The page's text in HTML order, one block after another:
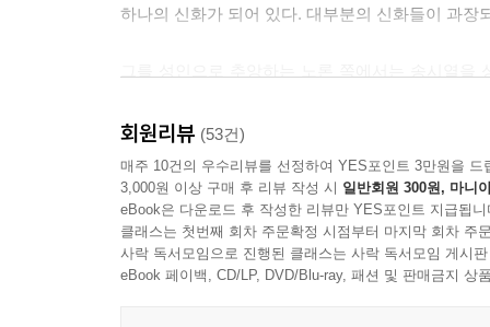
--- p.20
하나의 신화가 되어 있다. 대부분의 신화들이 과
이후 성인 송시열을 비판하는 것은 물리적으로
왔다. 그리고 조선이 멸망한 이후에도 노론은 멸
이 책에서 저자는 그 동안 접근조차 금지되어 있
조선 역사상 가장 치열한 당쟁의 시대에 온 몸을
금기처럼 되어 있었다. 이 책은 지금까지 나았던
회원리뷰 (53건)
매주 10건의 우수리뷰를 선정하여 YES포인트 3만원을 드
3,000원 이상 구매 후 리뷰 작성 시 일반회원 300원, 마니
eBook은 다운로드 후 작성한 리뷰만 YES포인트 지급됩니
클래스는 첫번째 회차 주문확정 시점부터 마지막 회차 주
사락 독서모임으로 진행된 클래스는 사락 독서모임 게시
eBook 페이백, CD/LP, DVD/Blu-ray, 패션 및 판매금지 상